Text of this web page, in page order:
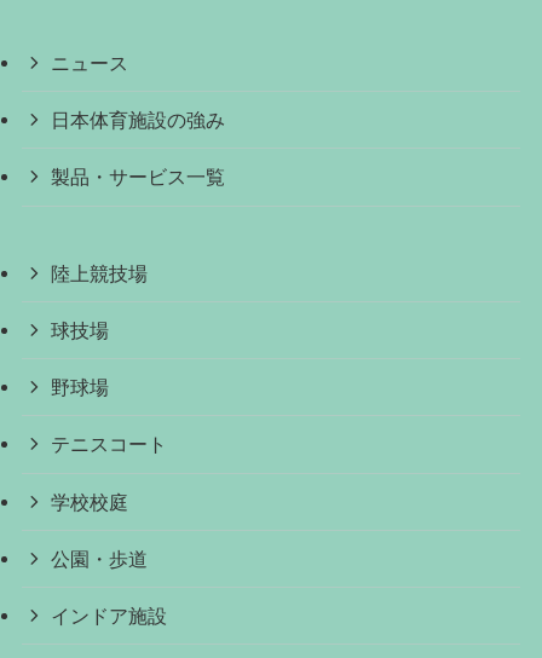
ニュース
日本体育施設の強み
製品・サービス一覧
陸上競技場
球技場
野球場
テニスコート
学校校庭
公園・歩道
インドア施設